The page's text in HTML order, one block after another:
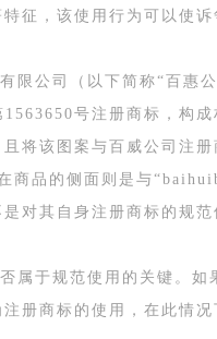
征，该使用行为可以使
限公司（以下简称“百惠
号注册商标，构成
将该图案与百威公司注册
商品的侧面则是与
对其自身注册商标的规
属于规范使用的关键。如
册商标的使用，在此情